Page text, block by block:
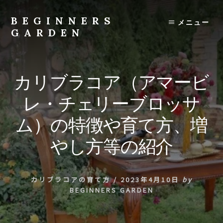
content
BEGINNERS
GARDEN
物
の
種
類
や
育
て
方
の
紹
介
を
行
い
メニュー
カリブラコア（アマービ
レ・チェリーブロッサ
ム）の特徴や育て方、増
やし方等の紹介
カリブラコアの育て方/ 2023年4月10日 by
BEGINNERS GARDEN